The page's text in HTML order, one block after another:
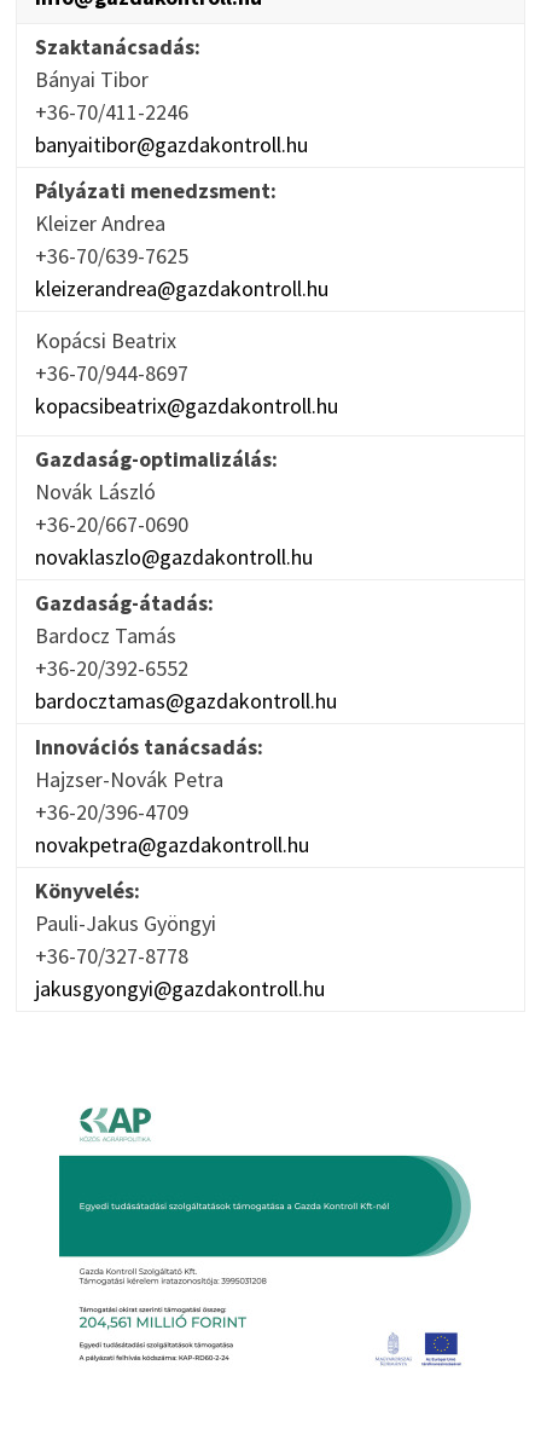
Szaktanácsadás:
Bányai Tibor
+36-70/411-2246
banyaitibor@gazdakontroll.hu
Pályázati menedzsment:
Kleizer Andrea
+36-70/639-7625
kleizerandrea@gazdakontroll.hu
Kopácsi Beatrix
+36-70/944-8697
kopacsibeatrix@gazdakontroll.hu
Gazdaság-optimalizálás:
Novák László
+36-20/667-0690
novaklaszlo@gazdakontroll.hu
Gazdaság-átadás:
Bardocz Tamás
+36-20/392-6552
bardocztamas@gazdakontroll.hu
Innovációs tanácsadás:
Hajzser-Novák Petra
+36-20/396-4709
novakpetra@gazdakontroll.hu
Könyvelés:
Pauli-Jakus Gyöngyi
+36-70/327-8778
jakusgyongyi@gazdakontroll.hu